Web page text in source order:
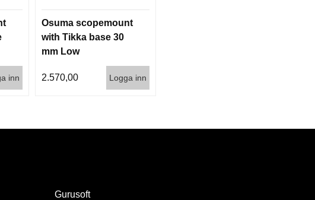
inn
Osuma scopemount
with Tikka base 30
mm Low
2.570,00 Logga inn
Gurusoft